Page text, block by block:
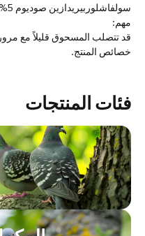
سولفاشلوربيريدازين صوديوم 5%، مكونات غير فعالة q.s. 100 غ
مهم:
قد تتصلب المسحوق قليلاً مع مرور
خصائص المنتج.
فئات المنتجات